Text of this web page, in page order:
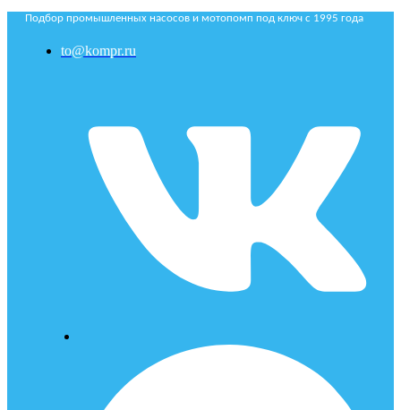
Подбор промышленных насосов и мотопомп под ключ с 1995 года
to@kompr.ru